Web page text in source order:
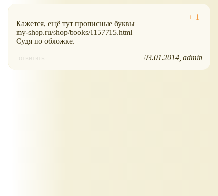
Кажется, ещё тут прописные буквы
my-shop.ru/shop/books/1157715.html
Судя по обложке.
ответить 03.01.2014 admin